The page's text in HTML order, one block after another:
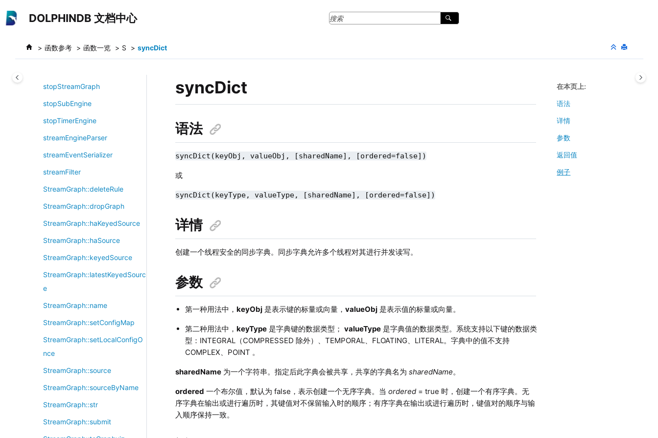
DOLPHINDB 文档中心
函数参考 函数一览 S syncDict
stl
stopDataNode
stopStreamGraph
stopSubEngine
stopTimerEngine
streamEngineParser
streamEventSerializer
streamFilter
StreamGraph::deleteRule
StreamGraph::dropGraph
StreamGraph::haKeyedSource
StreamGraph::haSource
StreamGraph::keyedSource
StreamGraph::latestKeyedSourc
e
StreamGraph::name
StreamGraph::setConfigMap
StreamGraph::setLocalConfigO
nce
StreamGraph::source
StreamGraph::sourceByName
StreamGraph::str
StreamGraph::submit
syncDict
语法
syncDict(keyObj, valueObj, [sharedName], [ordered=false])
或
syncDict(keyType, valueType, [sharedName], [ordered=false])
详情
创建一个线程安全的同步字典。同步字典允许多个线程对其进行并发读写。
参数
第一种用法中，keyObj 是表示键的标量或向量，valueObj 是表示值的标量或向量。
第二种用法中，keyType 是字典键的数据类型；valueType 是字典值的数据类型。系统支持以下键的数据类
型：INTEGRAL（COMPRESSED 除外）、TEMPORAL、FLOATING、LITERAL。字典中的值不支持
COMPLEX、POINT 。
sharedName 为一个字符串。指定后此字典会被共享，共享的字典名为sharedName。
ordered 一个布尔值，默认为 false，表示创建一个无序字典。当ordered = true 时，创建一个有序字典。无
序字典在输出或进行遍历时，其键值对不保留输入时的顺序；有序字典在输出或进行遍历时，键值对的顺序与输
入顺序保持一致。
在本页上
语法
详情
参数
返回值
例子